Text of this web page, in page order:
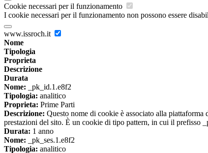
Cookie necessari per il funzionamento
I cookie necessari per il funzionamento non possono essere
www.issroch.it
Nome
Tipologia
Proprieta
Descrizione
Durata
Nome: _pk_id.1.e8f2
Tipologia: analitico
Proprieta: Prime Parti
Descrizione: Questo nome di cookie è associato alla
prestazioni del sito. È un cookie di tipo pattern, in cui il prefisso
Durata: 1 anno
Nome: _pk_ses.1.e8f2
Tipologia: analitico